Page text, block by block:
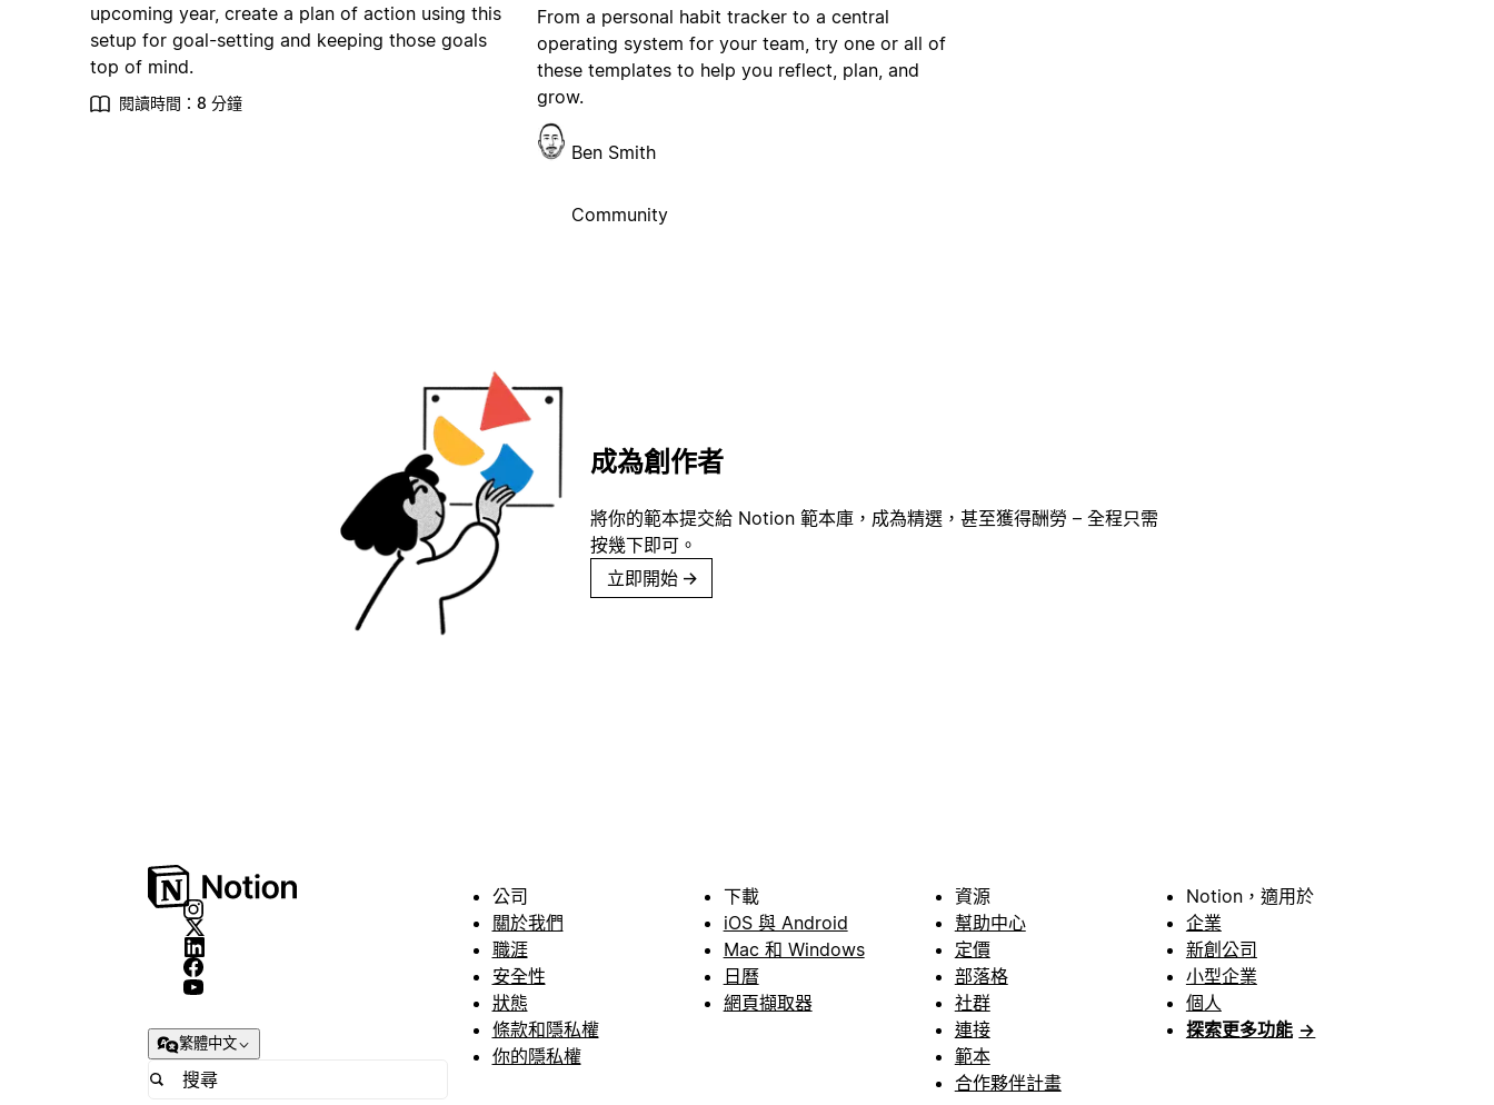
upcoming year, create a plan of action using this
setup for goal-setting and keeping those goals
top of mind.
閱讀時間：8 分鐘
From a personal habit tracker to a central
operating system for your team, try one or all of
these templates to help you reflect, plan, and
grow.
Ben Smith
Community
成為創作者
將你的範本提交給 Notion 範本庫，成為精選，甚至獲得酬勞 – 全程只需
按幾下即可。
立即開始 →
繁體中文
公司
關於我們
職涯
安全性
狀態
條款和隱私權
你的隱私權
下載
iOS 與 Android
Mac 和 Windows
日曆
網頁擷取器
資源
幫助中心
定價
部落格
社群
連接
範本
合作夥伴計畫
Notion，適用於
企業
新創公司
小型企業
個人
探索更多功能 →